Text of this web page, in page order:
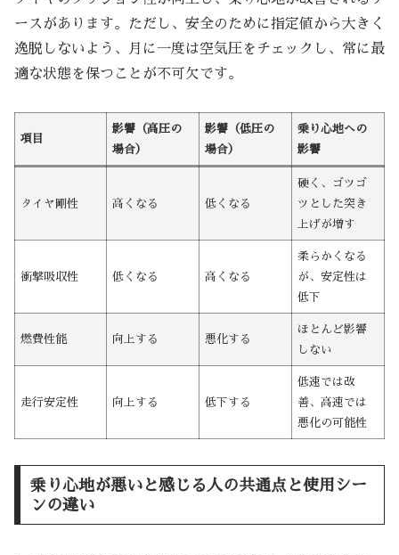
ースがあります。ただし、安全のために指定値から大きく
逸脱しないよう、月に一度は空気圧をチェックし、常に最
適な状態を保つことが不可欠です。
項目
影響（高圧の
場合）
影響（低圧の
場合）
乗り心地への
影響
タイヤ剛性 高くなる 低くなる
硬く、ゴツゴ
ツとした突き
上げが増す
衝撃吸収性 低くなる 高くなる
柔らかくなる
が、安定性は
低下
燃費性能 向上する 悪化する
ほとんど影響
しない
走行安定性 向上する 低下する
低速では改
善、高速では
悪化の可能性
乗り心地が悪いと感じる人の共通点と使用シー
ンの違い